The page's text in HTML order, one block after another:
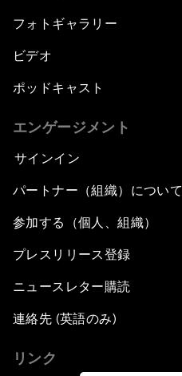
フォトギャラリー
ビデオ
ポッドキャスト
エンゲージメント
サインイン
パートナー（組織）について
参加する（個人、組織）
プレスリリース登録
ニュースレター購読
連絡先 (英語のみ)
リンク